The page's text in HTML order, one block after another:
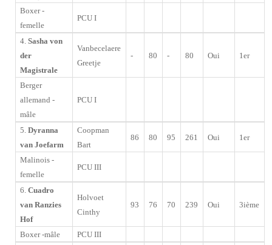
Boxer -
femelle
PCU I
4.Sasha von
der
Magistrale
Vanbecelaere
Greetje
- 80 - 80 Oui 1er
Berger
allemand -
mâle
PCU I
5.Dyranna
van Joefarm
Coopman
Bart
86 80 95 261 Oui 1er
Malinois -
femelle
PCU III
6.Cuadro
van Ranzies
Hof
Holvoet
Cinthy
93 76 70 239 Oui 3ième
Boxer -mâle
PCU III